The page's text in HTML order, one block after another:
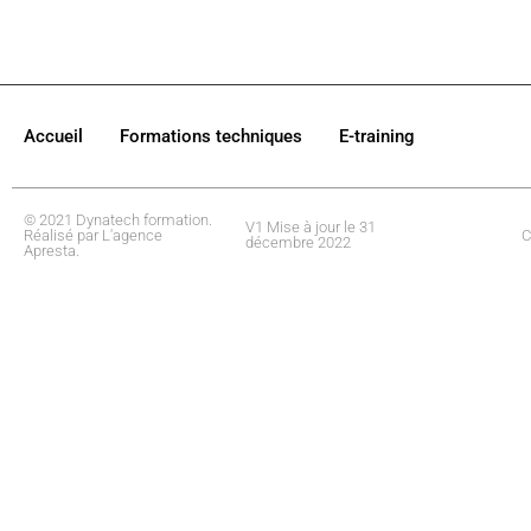
Accueil Formations techniques E-training
© 2021 Dynatech formation.
Réalisé par L'agence
Apresta.
V1 Mise à jour le 31
décembre 2022